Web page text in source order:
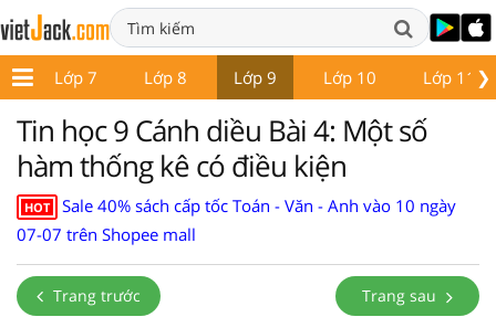
❯
Lớp 7 Lớp 8 Lớp 9 Lớp 10 Lớp 11
Tin học 9 Cánh diều Bài 4: Một số
hàm thống kê có điều kiện
HOT
Sale 40% sách cấp tốc Toán - Văn - Anh vào 10 ngày
07-07 trên Shopee mall
Trang trước Trang sau